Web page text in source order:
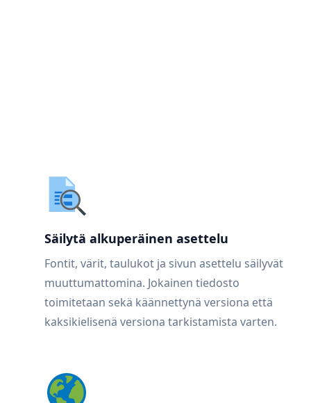
Säilytä alkuperäinen asettelu
Fontit, värit, taulukot ja sivun asettelu säilyvät
muuttumattomina. Jokainen tiedosto
toimitetaan sekä käännettynä versiona että
kaksikielisenä versiona tarkistamista varten.